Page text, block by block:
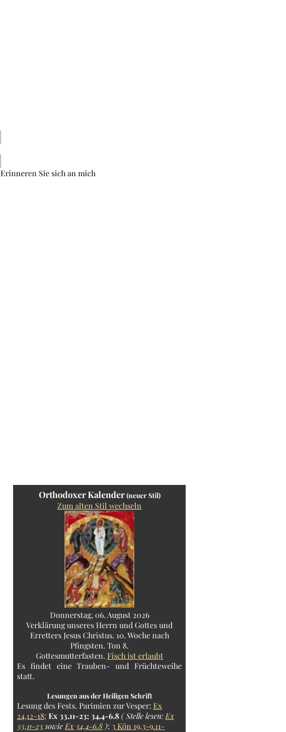
Erinneren Sie sich an mich
Orthodoxer Kalender(neuer Stil)
Zum alten Stil wechseln
Donnerstag, 06. August 2026
Verklärung unseres Herrn und Gottes und
Erretters Jesus Christus. 10. Woche nach
Pfingsten. Ton 8.
Gottesmutterfasten. Fisch ist erlaubt
Es findet eine Trauben- und Früchteweihe
statt.
Lesungen aus der Heiligen Schrift
Lesung des Fests. Parimien zur Vesper: Ex
24,12-18; Ex 33,11-23; 34,4-6.8( Stelle lesen: Ex
33,11-23sowie Ex 34,4-6.8 ); 3 Kön 19,3-9.11-